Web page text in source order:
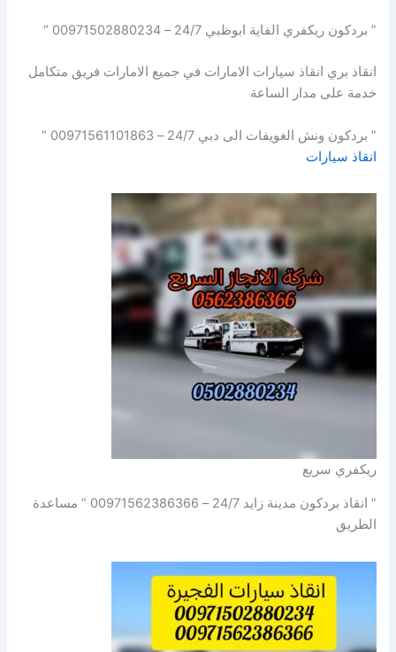
” بردكون ريكفري الفاية ابوظبي 24/7 – 00971502880234 “
انقاذ بري انقاذ سيارات الامارات في جميع الامارات فريق متكامل
خدمة على مدار الساعة
” بردكون ونش الغويفات الى دبي 24/7 – 00971561101863 ”
انقاذ سيارات
ريكفري سريع
” انقاذ بردكون مدينة زايد 24/7 – 00971562386366 ” مساعدة
الطريق